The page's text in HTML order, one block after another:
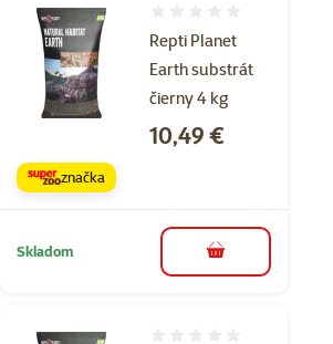
Repti Planet
Earth substrát
čierny 4 kg
Cena
10,49 €
značka
Skladom do košíka